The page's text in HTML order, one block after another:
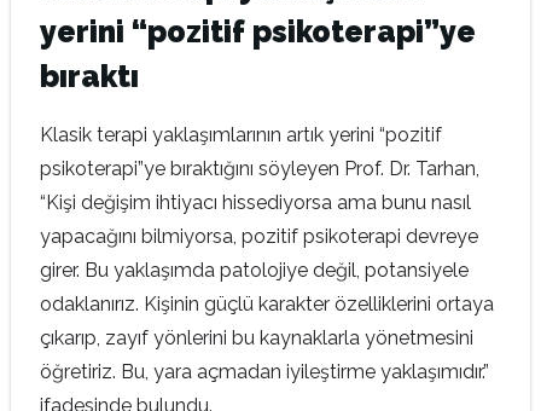
yerini “pozitif psikoterapi”ye
bıraktı
Klasik terapi yaklaşımlarının artık yerini “pozitif
psikoterapi”ye bıraktığını söyleyen Prof. Dr. Tarhan,
“Kişi değişim ihtiyacı hissediyorsa ama bunu nasıl
yapacağını bilmiyorsa, pozitif psikoterapi devreye
girer. Bu yaklaşımda patolojiye değil, potansiyele
odaklanırız. Kişinin güçlü karakter özelliklerini ortaya
çıkarıp, zayıf yönlerini bu kaynaklarla yönetmesini
öğretiriz. Bu, yara açmadan iyileştirme yaklaşımıdır.”
ifadesinde bulundu.